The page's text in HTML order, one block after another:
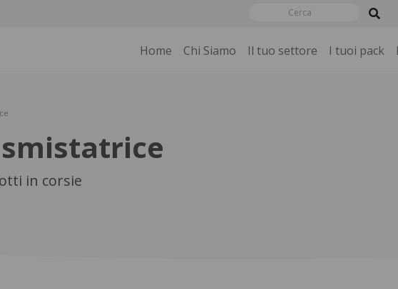
Home Chi Siamo Il tuo settore I tuoi pack
in corsie